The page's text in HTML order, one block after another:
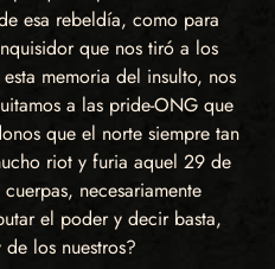
esa rebeldía, como para
que nos tiró a los
memoria del insulto, nos
a las pride-ONG que
que el norte siempre tan
riot y furia aquel 29 de
necesariamente
el poder y decir basta,
los nuestros?